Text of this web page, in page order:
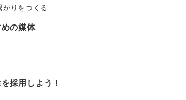
りをつくる
の媒体
採用しよう！